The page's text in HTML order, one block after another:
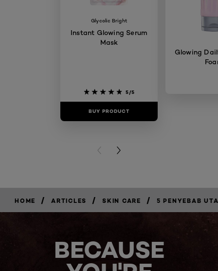
Glycolic Bright
Instant Glowing Serum
Mask
5/5
BUY PRODUCT
Glowing
PREVIOUS CARD
NEXT CARD
HOME / ARTICLES / SKIN CARE / 5 PENYEBAB
BECAUSE